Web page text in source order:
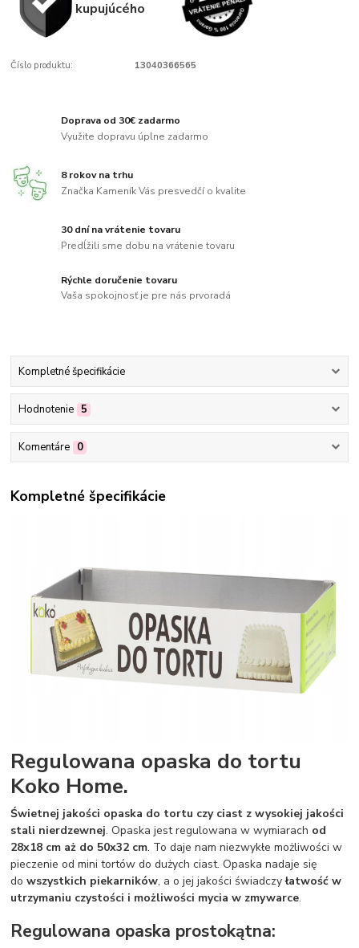
kupujúcého
Číslo produktu: 13040366565
Doprava od 30€ zadarmo
Využite dopravu úplne zadarmo
8 rokov na trhu
Značka Kameník Vás presvedčí o kvalite
30 dní na vrátenie tovaru
Predĺžili sme dobu na vrátenie tovaru
Rýchle doručenie tovaru
Vaša spokojnosť je pre nás prvoradá
Kompletné špecifikácie
Hodnotenie 5
Komentáre 0
Kompletné špecifikácie
Regulowana opaska do tortu
Koko Home.
Świetnej jakości opaska do tortu czy ciast z wysokiej jakości
stali nierdzewnej. Opaska jest regulowana w wymiarach od
28x18 cm aż do 50x32 cm. To daje nam niezwykłe możliwości w
pieczenie od mini tortów do dużych ciast. Opaska nadaje się
dowszystkich piekarników, a o jej jakości świadczyłatwość w
utrzymaniu czystości i możliwości mycia w zmywarce.
Regulowana opaska prostokątna: